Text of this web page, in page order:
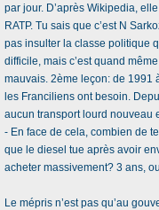
par jour. D’après Wikipedia,
RATP. Tu sais que c’est N
pas insulter la classe politique
difficile, mais c’est quand
mauvais. 2ème leçon: de 1991
les Franciliens ont besoin.
aucun transport lourd nouveau
- En face de cela, combien de
que le diesel tue après avoir
acheter massivement? 3 ans,
Le mépris n’est pas qu’au